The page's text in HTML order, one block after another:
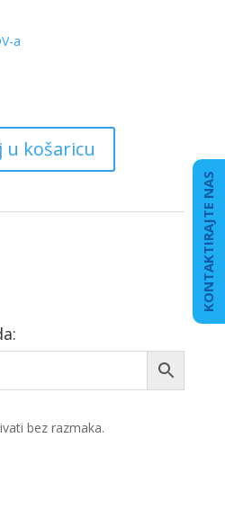
a
u košaricu
bez razmaka.
KONTAKTIRAJTE NAS